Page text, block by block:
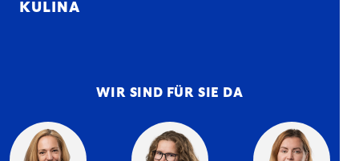
KULINA
WIR SIND FÜR SIE DA